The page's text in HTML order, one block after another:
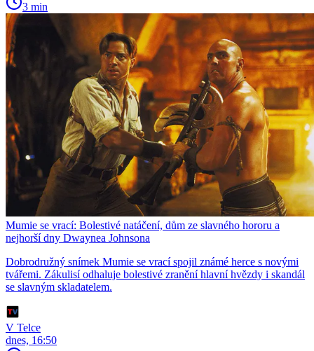
3 min
Mumie se vrací: Bolestivé natáčení, dům ze slavného hororu a
nejhorší dny Dwaynea Johnsona
Dobrodružný snímek Mumie se vrací spojil známé herce s novými
tvářemi. Zákulisí odhaluje bolestivé zranění hlavní hvězdy i skandál
se slavným skladatelem.
V Telce
dnes, 16:50